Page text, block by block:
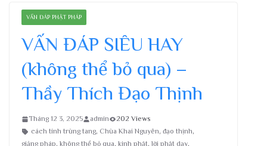
VẤN ĐÁP PHẬT PHÁP
VẤN ĐÁP SIÊU HAY
(không thể bỏ qua) –
Thầy Thích Đạo Thịnh
Tháng 12 3, 2025 admin
202 Views
cách tính trùng tang, Chùa Khai Nguyên, đạo thịnh,
giảng pháp, không thể bỏ qua, kinh phật, lời phật dạy,